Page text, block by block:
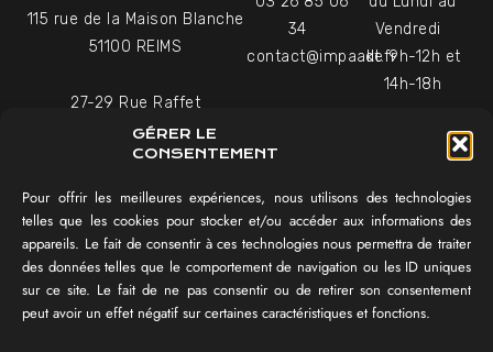
GÉRER LE
CONSENTEMENT
Pour offrir les meilleures expériences, nous utilisons des technologies
telles que les cookies pour stocker et/ou accéder aux informations des
appareils. Le fait de consentir à ces technologies nous permettra de traiter
des données telles que le comportement de navigation ou les ID uniques
sur ce site. Le fait de ne pas consentir ou de retirer son consentement
peut avoir un effet négatif sur certaines caractéristiques et fonctions.
115 rue de la Maison Blanche
51100 REIMS
27-29 Rue Raffet
75016 PARIS
34
contact@impaakt.fr
Vendredi
de 9h-12h et
14h-18h
vous
NAVIGATION
Témoignages vidéo
Équipe
Réalisations